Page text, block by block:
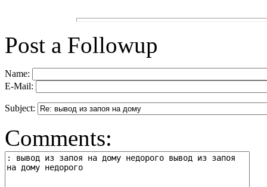
Post a Followup
Name:
E-Mail:
Subject:
Comments: